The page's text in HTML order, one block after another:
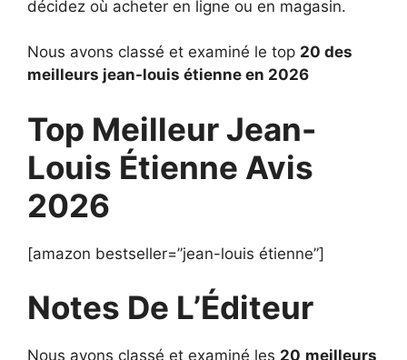
décidez où acheter en ligne ou en magasin.
Nous avons classé et examiné le top 20 des
meilleurs jean-louis étienne en 2026
Top Meilleur Jean-
Louis Étienne Avis
2026
[amazon bestseller=”jean-louis étienne”]
Notes De L’Éditeur
Nous avons classé et examiné les 20 meilleurs